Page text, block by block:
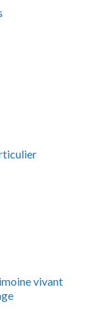
vivant